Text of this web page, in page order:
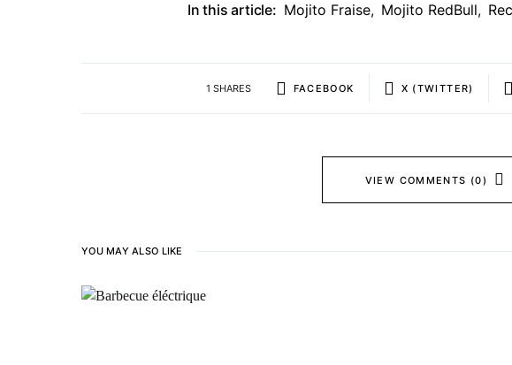
In this article: Mojito Fraise, Mojito RedBull,
1 SHARES FACEBOOK X (TWITTER)
VIEW COMMENTS (0)
YOU MAY ALSO LIKE